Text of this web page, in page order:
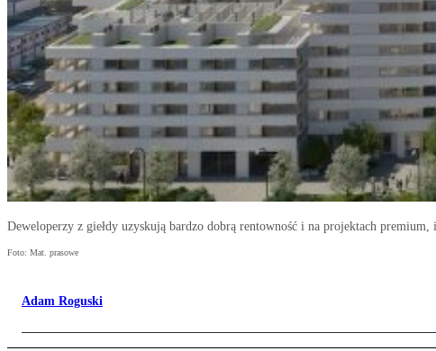
Deweloperzy z giełdy uzyskują bardzo dobrą rentowność i na projektach premium,
Foto: Mat. prasowe
Adam Roguski